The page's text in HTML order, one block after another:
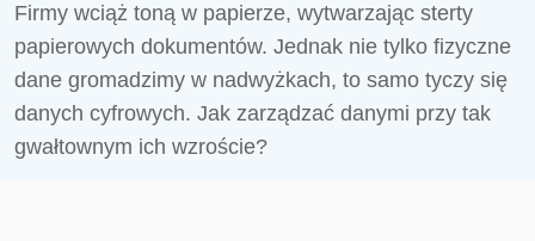
Firmy wciąż toną w papierze, wytwarzając sterty
papierowych dokumentów. Jednak nie tylko fizyczne
dane gromadzimy w nadwyżkach, to samo tyczy się
danych cyfrowych. Jak zarządzać danymi przy tak
gwałtownym ich wzroście?